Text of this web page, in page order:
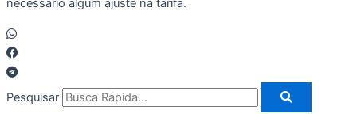
necessário algum ajuste na tarifa.
Pesquisar